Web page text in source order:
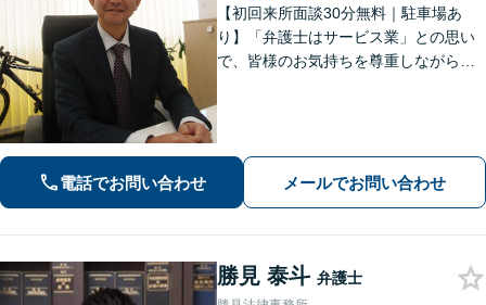
【初回来所面談30分無料｜駐車場あ
り】「弁護士はサービス業」との思い
で、皆様のお気持ちを尊重しながら解
直通電話｜事前予約で夜間・休日可】
【完全個室】
電話でお問い合わせ メールでお問い合わせ
勝見 泰斗 弁護士